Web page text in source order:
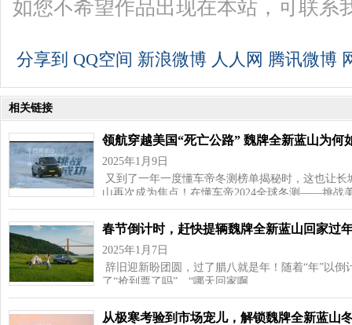
如您不希望作品出现在本站，可联系
分享到 QQ空间 新浪微博 人人网 腾讯微博
相关链接
领航穿越美国“死亡公路” 魏牌全新蓝山为何
2025年1月9日
又到了一年一度懂车帝冬测榜单揭秘时，这也让
山再次成为焦点！在懂车帝2024全球冬测——挑战
春节倒计时，赶快提辆魏牌全新蓝山回家过
2025年1月7日
辞旧迎新盼团圆，过了腊八就是年！随着“年”以
了“抢到票了吗”、“哪天回家啊…
从极寒考验到市场宠儿，解锁魏牌全新蓝山